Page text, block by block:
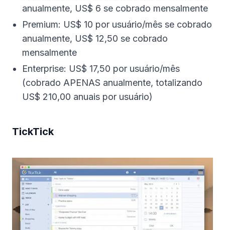
anualmente, US$ 6 se cobrado mensalmente
Premium: US$ 10 por usuário/mês se cobrado
anualmente, US$ 12,50 se cobrado
mensalmente
Enterprise: US$ 17,50 por usuário/mês
(cobrado APENAS anualmente, totalizando
US$ 210,00 anuais por usuário)
TickTick